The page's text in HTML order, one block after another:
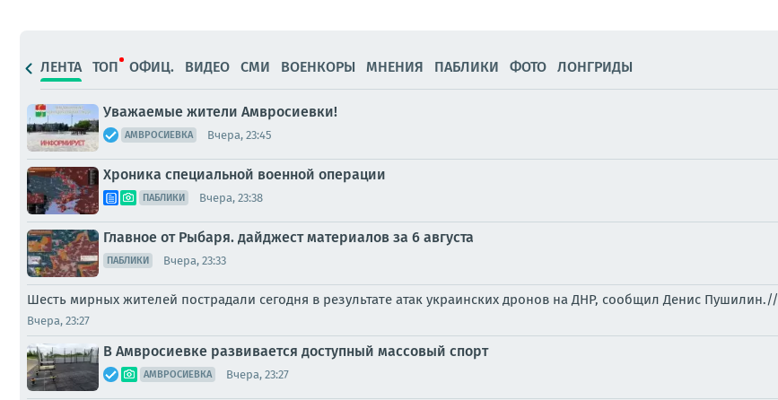
ЛЕНТА ТОП ОФИЦ. ВИДЕО СМИ ВОЕНКОРЫ МНЕНИЯ ПАБЛИКИ ФОТО ЛОНГРИДЫ
Уважаемые жители Амвросиевки!
АМВРОСИЕВКА Вчера, 23:45
Хроника специальной военной операции
ПАБЛИКИ Вчера, 23:38
Главное от Рыбаря. дайджест материалов за 6 августа
ПАБЛИКИ Вчера, 23:33
Шесть мирных жителей пострадали сегодня в результате атак украинских дронов на ДНР, сообщил Денис Пушилин.//
Вчера, 23:27
В Амвросиевке развивается доступный массовый спорт
АМВРОСИЕВКА Вчера, 23:27